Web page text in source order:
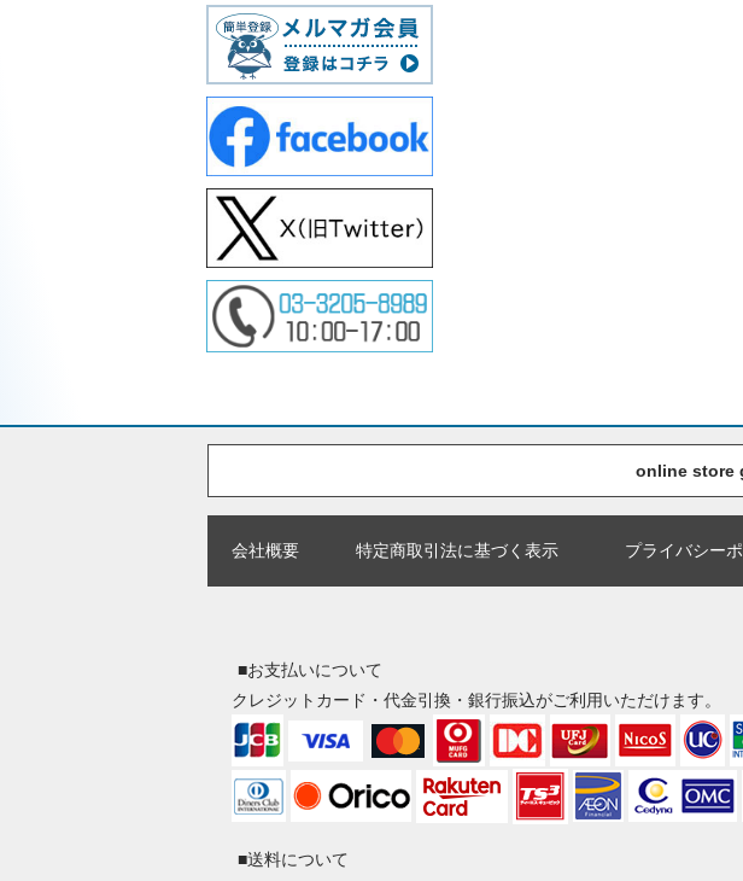
online store
会社概要 特定商取引法に基づく表示 プライバシー
■お支払いについて
クレジットカード・代金引換・銀行振込がご利用いただけます。
■送料について